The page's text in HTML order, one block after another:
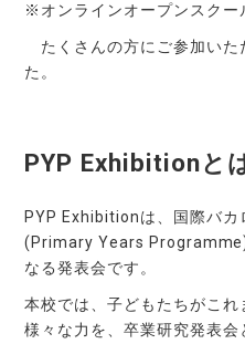
※オンラインオープンスクー
たくさんの方にご参加いた
た。
PYP Exhibitionと
PYP Exhibitionは、国際バカ
(Primary Years
なる発表会です。
本校では、子どもたちがこれ
様々な力を、卒業研究発表会